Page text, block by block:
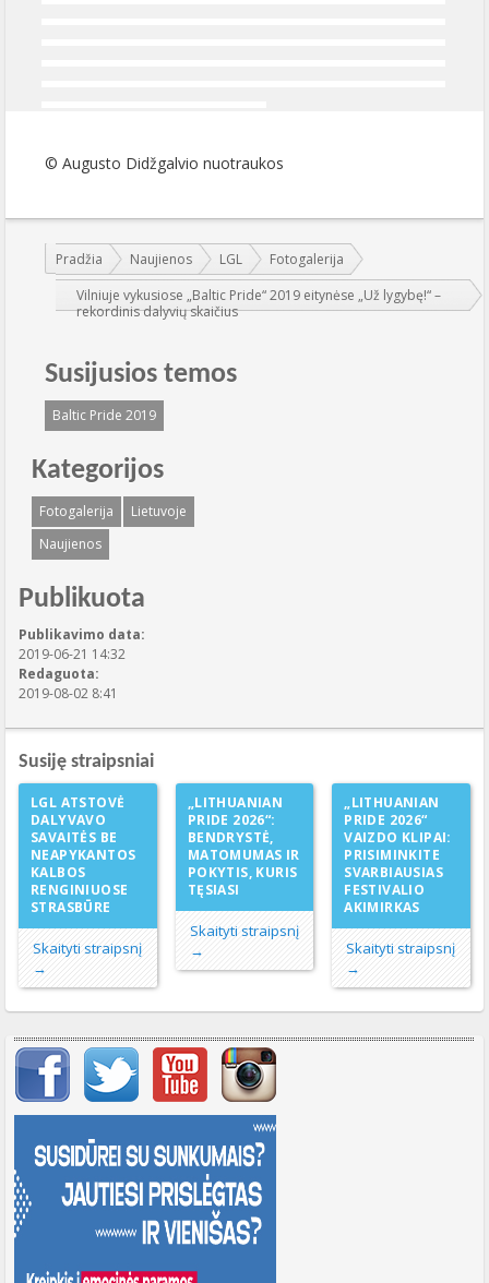
© Augusto Didžgalvio nuotraukos
Jūs esate čia:
Pradžia Naujienos LGL
Fotogalerija
Vilniuje vykusiose „Baltic Pride“ 2019 eitynėse „Už lygybę!“ –
rekordinis dalyvių skaičius
Susijusios temos
Baltic Pride 2019
Kategorijos
Fotogalerija
Lietuvoje
Naujienos
Publikuota
Publikavimo data:
2019-06-21 14:32
Redaguota:
2019-08-02 8:41
Susiję straipsniai
LGL ATSTOVĖ
DALYVAVO
SAVAITĖS BE
NEAPYKANTOS
KALBOS
RENGINIUOSE
STRASBŪRE
Skaityti straipsnį
→
„LITHUANIAN
PRIDE 2026“:
BENDRYSTĖ,
MATOMUMAS IR
POKYTIS, KURIS
TĘSIASI
Skaityti straipsnį
→
„LITHUANIAN
PRIDE 2026“
VAIZDO KLIPAI:
PRISIMINKITE
SVARBIAUSIAS
FESTIVALIO
AKIMIRKAS
Skaityti straipsnį
→
Svarbių įrašų meniu